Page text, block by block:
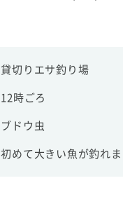
貸切りエサ釣り場
12時ごろ
ブドウ虫
初めて大きい魚が釣れま